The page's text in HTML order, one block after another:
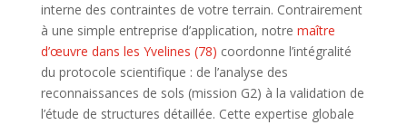
interne des contraintes de votre terrain. Contrairement
à une simple entreprise d’application, notre maître
d’œuvre dans les Yvelines (78) coordonne l’intégralité
du protocole scientifique : de l’analyse des
reconnaissances de sols (mission G2) à la validation de
l’étude de structures détaillée. Cette expertise globale